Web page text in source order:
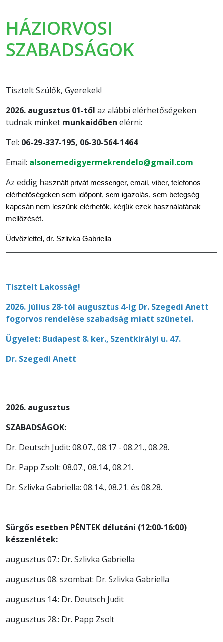
HÁZIORVOSI
SZABADSÁGOK
Tisztelt Szülők, Gyerekek!
2026. augusztus 01-től az alábbi elérhetőségeken
tudnak minket munkaidőben elérni:
Tel: 06-29-337-195, 06-30-564-1464
Email: alsonemedigyermekrendelo@gmail.com
Az eddig használt privát messenger, email, viber, telefonos
elérhetőségeken sem időpont, sem igazolás, sem betegség
kapcsán nem leszünk elérhetők, kérjük ezek használatának
mellőzését.
Üdvözlettel, dr. Szlivka Gabriella
Tisztelt Lakosság!
2026. július 28-tól augusztus 4-ig Dr. Szegedi Anett
fogorvos rendelése szabadság miatt szünetel.
Ügyelet: Budapest 8. ker., Szentkirályi u. 47.
Dr. Szegedi Anett
2026. augusztus
SZABADSÁGOK:
Dr. Deutsch Judit: 08.07., 08.17 - 08.21., 08.28.
Dr. Papp Zsolt: 08.07., 08.14., 08.21.
Dr. Szlivka Gabriella: 08.14., 08.21. és 08.28.
Sürgős esetben PÉNTEK délutáni (12:00-16:00)
készenlétek:
augusztus 07.: Dr. Szlivka Gabriella
augusztus 08. szombat: Dr. Szlivka Gabriella
augusztus 14.: Dr. Deutsch Judit
augusztus 28.: Dr. Papp Zsolt